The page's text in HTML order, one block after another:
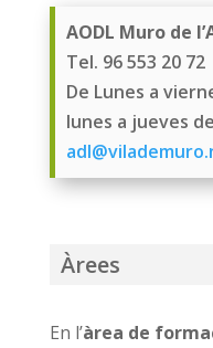
AODL Muro de
Tel. 96 553 20
De Lunes a
lunes a jueves
Àrees
En l’àrea de